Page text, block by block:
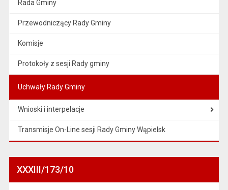
Rada Gminy
Przewodniczący Rady Gminy
Komisje
Protokoły z sesji Rady gminy
Uchwały Rady Gminy
Wnioski i interpelacje
Transmisje On-Line sesji Rady Gminy Wąpielsk
XXXIII/173/10